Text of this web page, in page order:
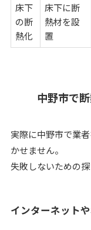
床下
の断
熱化
床下に断
熱材を設
置
中野市で
実際に中野市で業
かせません。
失敗しないための探
インターネット